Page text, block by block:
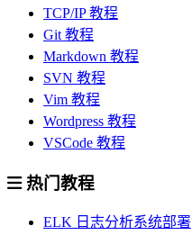
TCP/IP 教程
Git 教程
Markdown 教程
SVN 教程
Vim 教程
Wordpress 教程
VSCode 教程
热门教程
ELK 日志分析系统部署